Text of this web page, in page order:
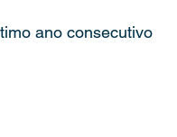
ano consecutivo